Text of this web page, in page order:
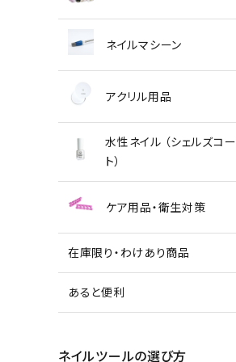
ネイルマシーン
アクリル用品
水性ネイル （シェルズコー
ト）
ケア用品・衛生対策
在庫限り・わけあり商品
あると便利
ネイルツールの選び方